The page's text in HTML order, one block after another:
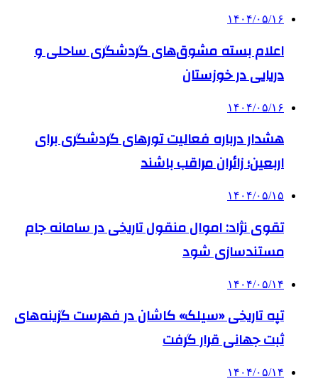
۱۴۰۴/۰۵/۱۶
اعلام بسته مشوق‌های گردشگری ساحلی و
دریایی در خوزستان
۱۴۰۴/۰۵/۱۶
هشدار درباره فعالیت تورهای گردشگری برای
اربعین؛ زائران مراقب باشند
۱۴۰۴/۰۵/۱۵
تقوی نژاد: اموال منقول تاریخی در سامانه جام
مستندسازی شود
۱۴۰۴/۰۵/۱۴
تپه تاریخی «سیلک» کاشان در فهرست گزینه‌های
ثبت جهانی قرار گرفت
۱۴۰۴/۰۵/۱۴